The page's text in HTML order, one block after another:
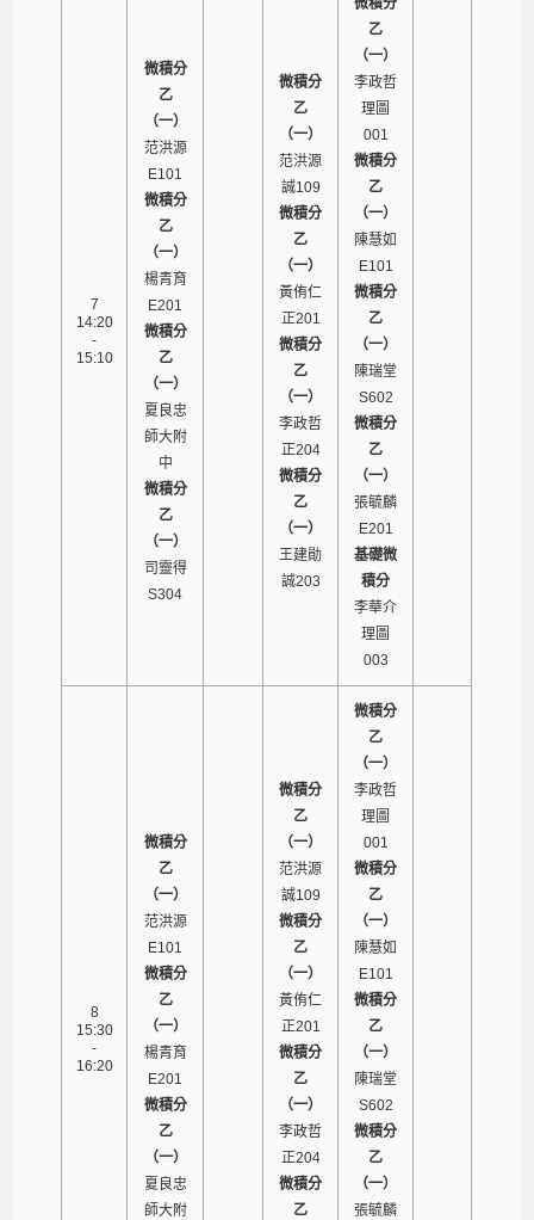
7
14:20
-
15:10
微積分
乙
（一）
范洪源
E101
微積分
乙
（一）
楊青育
E201
微積分
乙
（一）
夏良忠
師大附
中
微積分
乙
（一）
司靈得
S304
微積分
乙
（一）
范洪源
誠109
微積分
乙
（一）
黃侑仁
正201
微積分
乙
（一）
李政哲
正204
微積分
乙
（一）
王建勛
誠203
微積分
乙
（一）
李政哲
理圖
001
微積分
乙
（一）
陳慧如
E101
微積分
乙
（一）
陳瑞堂
S602
微積分
乙
（一）
張毓麟
E201
基礎微
積分
李華介
理圖
003
8
15:30
-
16:20
微積分
乙
（一）
范洪源
E101
微積分
乙
（一）
楊青育
E201
微積分
乙
（一）
夏良忠
師大附
微積分
乙
（一）
范洪源
誠109
微積分
乙
（一）
黃侑仁
正201
微積分
乙
（一）
李政哲
正204
微積分
乙
微積分
乙
（一）
李政哲
理圖
001
微積分
乙
（一）
陳慧如
E101
微積分
乙
（一）
陳瑞堂
S602
微積分
乙
（一）
張毓麟